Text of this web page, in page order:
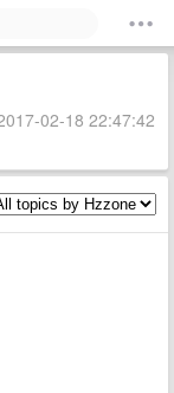
02-18 22:47:42